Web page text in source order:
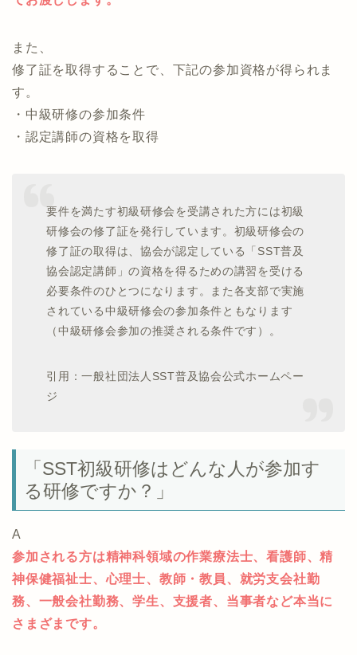
また、
修了証を取得することで、下記の参加資格が得られま
す。
・中級研修の参加条件
・認定講師の資格を取得
要件を満たす初級研修会を受講された方には初級
研修会の修了証を発行しています。初級研修会の
修了証の取得は、協会が認定している「SST普及
協会認定講師」の資格を得るための講習を受ける
必要条件のひとつになります。また各支部で実施
されている中級研修会の参加条件ともなります
（中級研修会参加の推奨される条件です）。
引用：一般社団法人SST普及協会公式ホームペー
ジ
「SST初級研修はどんな人が参加す
る研修ですか？」
A
参加される方は精神科領域の作業療法士、看護師、精
神保健福祉士、心理士、教師・教員、就労支会社勤
務、一般会社勤務、学生、支援者、当事者など本当に
さまざまです。